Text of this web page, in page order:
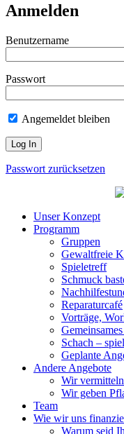
Anmelden
Benutzername
Passwort
Angemeldet bleiben
Passwort zurücksetzen
Unser Konzept
Programm
Gruppen
Gewaltfreie
Spieletreff
Schmuck
Reparaturcafé
Vorträge,
Schach –
Geplante
Andere Angebote
Wir
Wir geben
Team
Wie wir uns
Warum seid